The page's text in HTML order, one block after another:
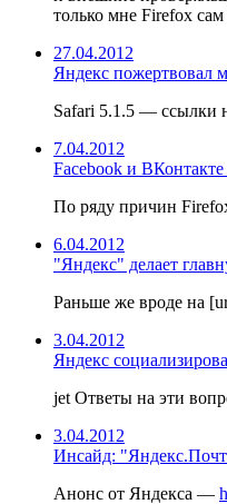
только мне Firefox сам
27.04.2012
Яндекс пожертвовал
Safari 5.1.5 — ссылки
7.04.2012
Facebook и
По ряду причин
6.04.2012
"Яндекс" делает
Раньше же вроде на
3.04.2012
Яндекс
jet Ответы на эти
3.04.2012
Инсайд:
Анонс от Яндекса —